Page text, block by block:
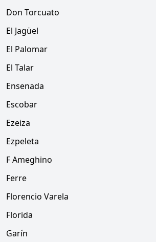
Don Torcuato
El Jagüel
El Palomar
El Talar
Ensenada
Escobar
Ezeiza
Ezpeleta
F Ameghino
Ferre
Florencio Varela
Florida
Garín